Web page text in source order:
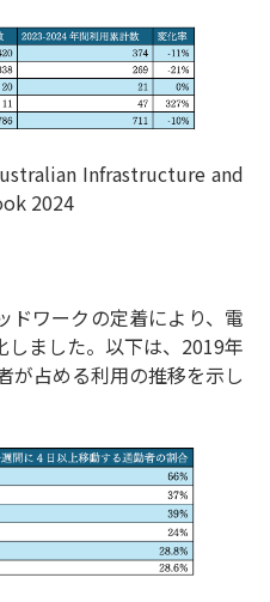
Infrastructure and
2024
ドワークの定着により、電
ました。以下は、2019年
が占める利用の推移を示し